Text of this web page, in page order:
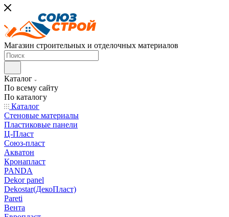
Магазин строительных и отделочных материалов
Каталог
По всему сайту
По каталогу
Каталог
Стеновые материалы
Пластиковые панели
Ц-Пласт
Союз-пласт
Акватон
Кронапласт
PANDA
Dekor panel
Dekostar(ДекоПласт)
Pareti
Вента